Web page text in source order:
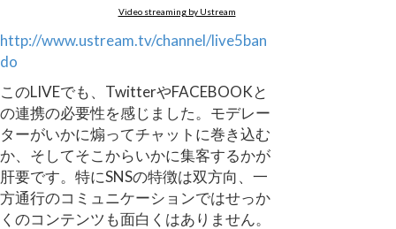
Video streaming by Ustream
http://www.ustream.tv/channel/live5ban
do
このLIVEでも、TwitterやFACEBOOKと
の連携の必要性を感じました。モデレー
ターがいかに煽ってチャットに巻き込む
か、そしてそこからいかに集客するかが
肝要です。特にSNSの特徴は双方向、一
方通行のコミュニケーションではせっか
くのコンテンツも面白くはありません。